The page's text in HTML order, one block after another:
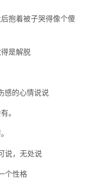
抱着被子哭得像个傻
是解脱
。
说，无处说
个性格